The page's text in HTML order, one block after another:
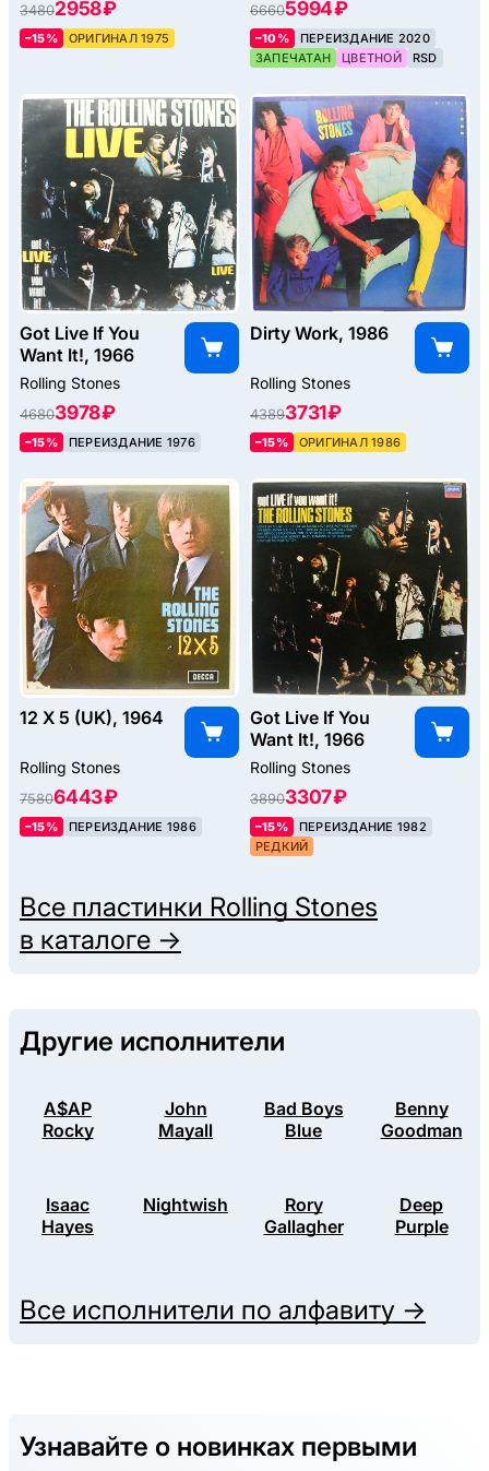
34802958 ₽
–15% ОРИГИНАЛ 1975
66605994 ₽
–10%
ПЕРЕИЗДАНИЕ 2020
ЗАПЕЧАТАН
ЦВЕТНОЙ RSD
Got Live If You
Want It!, 1966
Rolling Stones
46803978 ₽
–15% ПЕРЕИЗДАНИЕ 1976
Dirty Work, 1986
Rolling Stones
43893731 ₽
–15% ОРИГИНАЛ 1986
12 X 5 (UK), 1964
Rolling Stones
75806443 ₽
–15% ПЕРЕИЗДАНИЕ 1986
Got Live If You
Want It!, 1966
Rolling Stones
38903307 ₽
–15%
ПЕРЕИЗДАНИЕ 1982
РЕДКИЙ
Все пластинки Rolling Stones
в каталоге →
Другие исполнители
A$AP
Rocky
John
Mayall
Bad Boys
Blue
Benny
Goodman
Isaac
Hayes
Nightwish
Rory
Gallagher
Deep
Purple
Все исполнители по алфавиту →
Узнавайте о новинках первыми